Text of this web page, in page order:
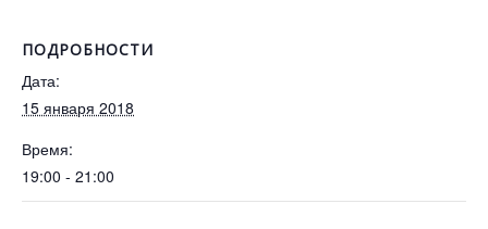
ПОДРОБНОСТИ
Дата:
15 января 2018
Время:
19:00 - 21:00